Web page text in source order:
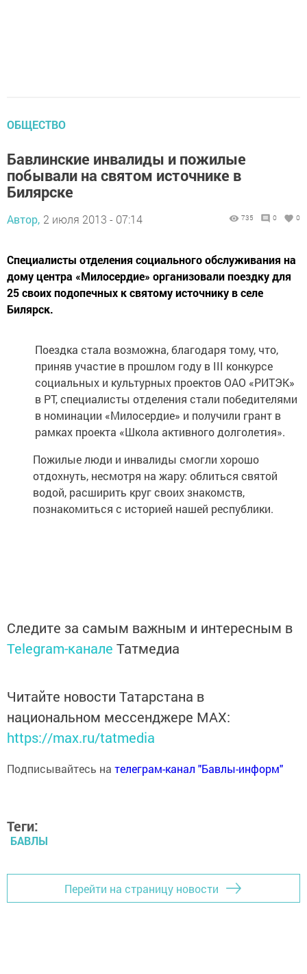
ОБЩЕСТВО
Бавлинские инвалиды и пожилые
побывали на святом источнике в
Билярске
Автор, 2 июля 2013 - 07:14 735 0 0
Специалисты отделения социального обслуживания на
дому центра «Милосердие» организовали поездку для
25 своих подопечных к святому источнику в селе
Билярск.
Поездка стала возможна, благодаря тому, что,
приняв участие в прошлом году в III конкурсе
социальных и культурных проектов ОАО «РИТЭК»
в РТ, специалисты отделения стали победителями
в номинации «Милосердие» и получили грант в
рамках проекта «Школа активного долголетия».
Пожилые люди и инвалиды смогли хорошо
отдохнуть, несмотря на жару: облиться святой
водой, расширить круг своих знакомств,
познакомиться с историей нашей республики.
Следите за самым важным и интересным в
Telegram-канале Татмедиа
Читайте новости Татарстана в
национальном мессенджере MАХ:
https://max.ru/tatmedia
Подписывайтесь на телеграм-канал "Бавлы-информ"
Теги:
БАВЛЫ
Перейти на страницу новости